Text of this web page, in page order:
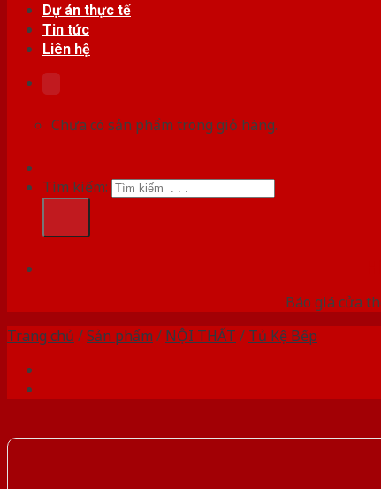
Dự án thực tế
Tin tức
Liên hệ
Chưa có sản phẩm trong giỏ hàng.
Tìm kiếm:
Báo giá cửa
Trang chủ /Sản phẩm / NỘI THẤT / Tủ Kệ Bếp